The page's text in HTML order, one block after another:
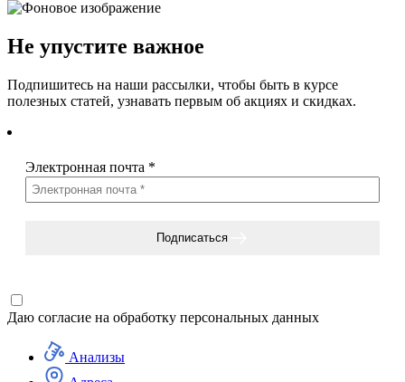
Не упустите важное
Подпишитесь на наши рассылки, чтобы быть в курсе
полезных статей, узнавать первым об акциях и скидках.
Электронная почта *
Подписаться
Даю согласие на обработку персональных данных
Анализы